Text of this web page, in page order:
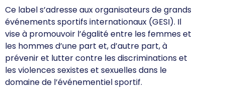
Ce label s’adresse aux organisateurs de grands
événements sportifs internationaux (GESI). Il
vise à promouvoir l’égalité entre les femmes et
les hommes d’une part et, d’autre part, à
prévenir et lutter contre les discriminations et
les violences sexistes et sexuelles dans le
domaine de l’événementiel sportif.